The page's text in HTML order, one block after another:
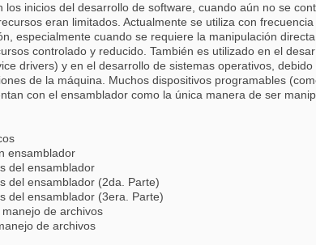
los inicios del desarrollo de software, cuando aún no se
eran limitados. Actualmente se utiliza con
especialmente cuando se requiere la manipulación
controlado y reducido. También es utilizado en el
drivers) y en el desarrollo de sistemas operativos,
de la máquina. Muchos dispositivos programables
con el ensamblador como la única manera de ser
ensamblador
del ensamblador
del ensamblador (2da. Parte)
del ensamblador (3era. Parte)
de archivos
de archivos